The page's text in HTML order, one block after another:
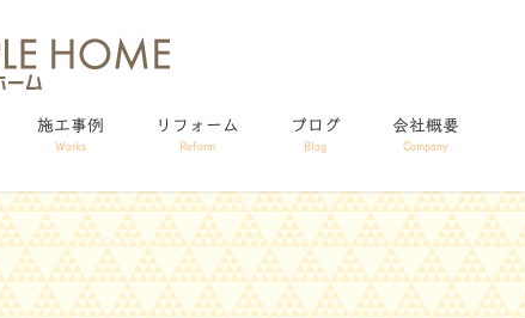
施工事例
Works
リフォーム
Reform
ブログ
Blog
会社概要
Company